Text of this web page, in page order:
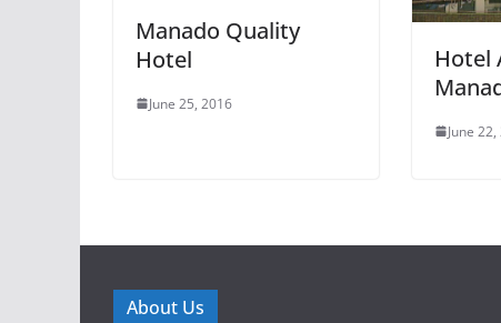
Manado Quality
Hotel
June 25, 2016
Hotel
June
About Us